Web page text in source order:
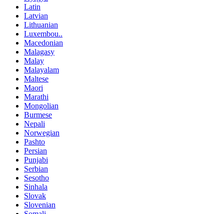
Latin
Latvian
Lithuanian
Luxembou..
Macedonian
Malagasy
Malay
Malayalam
Maltese
Maori
Marathi
Mongolian
Burmese
Nepali
Norwegian
Pashto
Persian
Punjabi
Serbian
Sesotho
Sinhala
Slovak
Slovenian